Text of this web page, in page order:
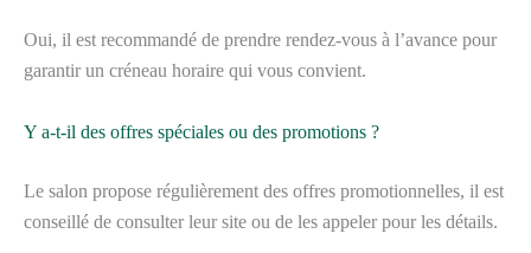
Oui, il est recommandé de prendre rendez-vous à l’avance pour
garantir un créneau horaire qui vous convient.
Y a-t-il des offres spéciales ou des promotions ?
Le salon propose régulièrement des offres promotionnelles, il est
conseillé de consulter leur site ou de les appeler pour les détails.